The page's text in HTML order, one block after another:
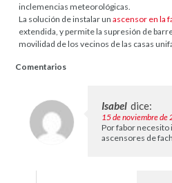
inclemencias meteorológicas.
La solución de instalar unascensor en la
extendida, y permite la supresión de
movilidad de los vecinos de las casas
Comentarios
Isabel dice:
15 de noviembre
Por fabor
ascensores de